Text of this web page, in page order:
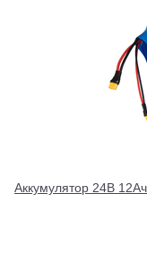
Аккумулятор 24В